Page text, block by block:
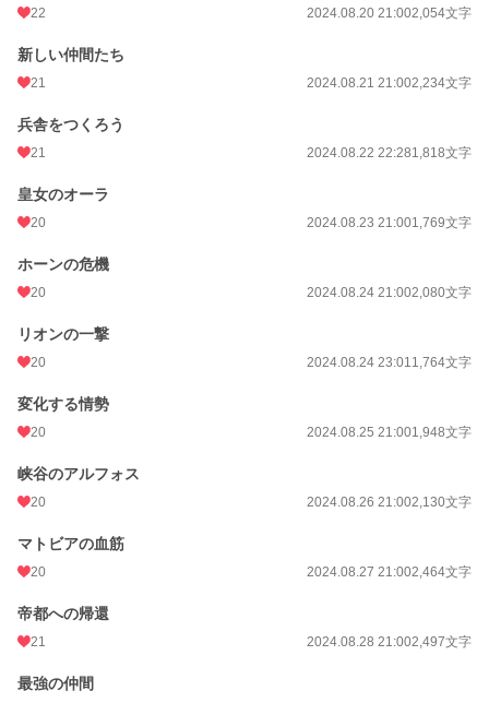
22 2024.08.20 21:002,054文字
新しい仲間たち
21 2024.08.21 21:002,234文字
兵舎をつくろう
21 2024.08.22 22:281,818文字
皇女のオーラ
20 2024.08.23 21:001,769文字
ホーンの危機
20 2024.08.24 21:002,080文字
リオンの一撃
20 2024.08.24 23:011,764文字
変化する情勢
20 2024.08.25 21:001,948文字
峡谷のアルフォス
20 2024.08.26 21:002,130文字
マトビアの血筋
20 2024.08.27 21:002,464文字
帝都への帰還
21 2024.08.28 21:002,497文字
最強の仲間